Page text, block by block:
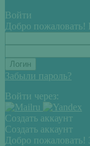
Войти
Добро пожаловать!
Забыли пароль?
Войти через:
Создать аккаунт
Создать аккаунт
Добро пожаловать!